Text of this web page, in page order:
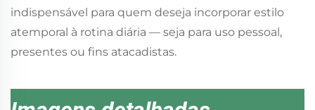
indispensável para quem deseja incorporar estilo
atemporal à rotina diária — seja para uso pessoal,
presentes ou fins atacadistas.